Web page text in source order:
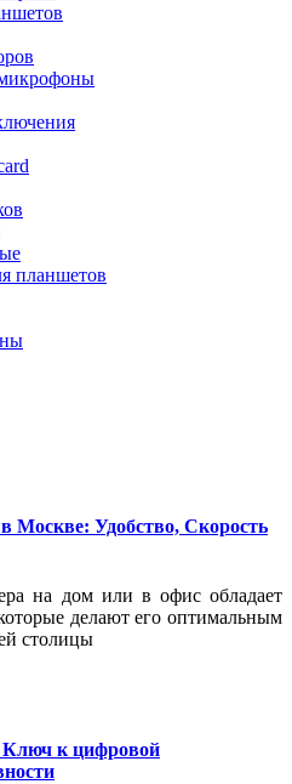
планшетов
Москве: Удобство, Скорость
на дом или в офис обладает
делают его оптимальным
столицы
Ключ к цифровой